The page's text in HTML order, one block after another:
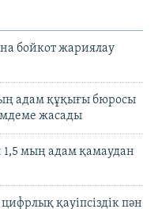
бойкот жариялау
адам құқығы бюросы
жасады
мың адам қамаудан
қауіпсіздік пән